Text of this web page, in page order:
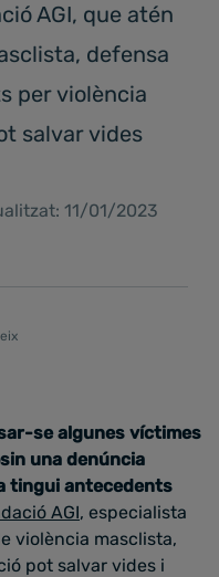
AGI, que atén
defensa
per violència
salvar vides
11/01/2023
se algunes víctimes
una denúncia
tingui antecedents
AGI, especialista
violència masclista,
pot salvar vides i